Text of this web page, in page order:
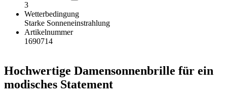
3
Wetterbedingung
Starke Sonneneinstrahlung
Artikelnummer
1690714
Hochwertige Damensonnenbrille für ein
modisches Statement